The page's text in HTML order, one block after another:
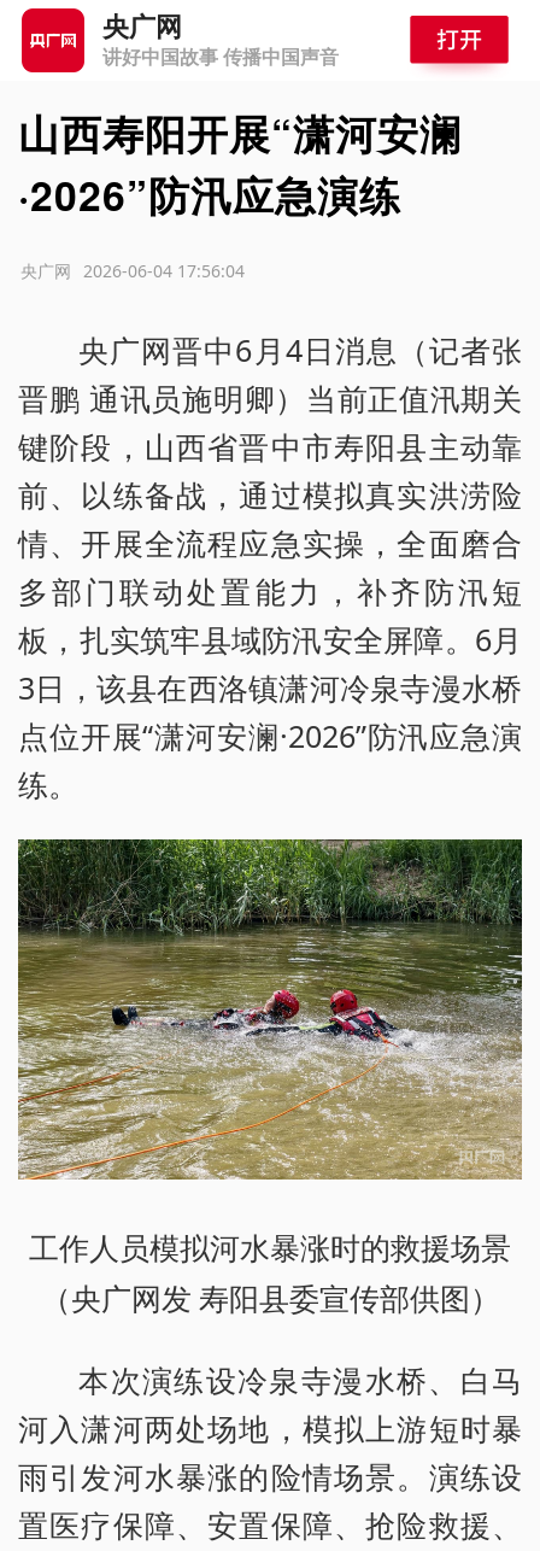
央广网
讲好中国故事 传播中国声音
山西寿阳开展“潇河安澜
·2026”防汛应急演练
2026-06-04 17:56:04
央广网
央广网晋中6月4日消息（记者张
晋鹏 通讯员施明卿）当前正值汛期关
键阶段，山西省晋中市寿阳县主动靠
前、以练备战，通过模拟真实洪涝险
情、开展全流程应急实操，全面磨合
多部门联动处置能力，补齐防汛短
板，扎实筑牢县域防汛安全屏障。6月
3日，该县在西洛镇潇河冷泉寺漫水桥
点位开展“潇河安澜·2026”防汛应急演
练。
工作人员模拟河水暴涨时的救援场景
（央广网发 寿阳县委宣传部供图）
本次演练设冷泉寺漫水桥、白马
河入潇河两处场地，模拟上游短时暴
雨引发河水暴涨的险情场景。演练设
置医疗保障、安置保障、抢险救援、